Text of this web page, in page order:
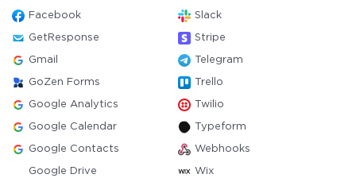
Facebook Slack
GetResponse Stripe
Gmail Telegram
GoZen Forms Trello
Google Analytics Twilio
Google Calendar Typeform
Google Contacts Webhooks
Google Drive Wix